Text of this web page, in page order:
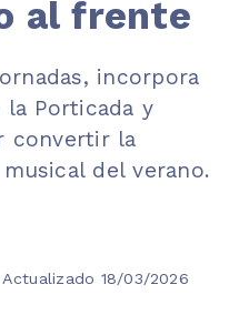
al frente
incorpora
Porticada y
convertir la
del verano.
18/03/2026